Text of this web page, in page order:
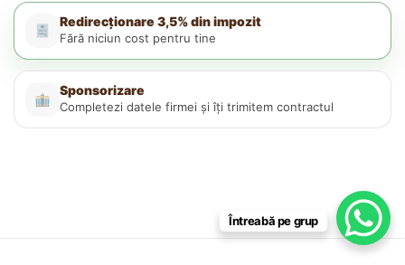
Redirecționare 3,5% din impozit
Fără niciun cost pentru tine
Sponsorizare
Completezi datele firmei și îți trimitem contractul
Întreabă pe grup